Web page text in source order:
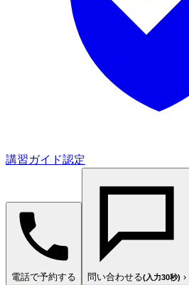
講習ガイド認定
電話で予約する 問い合わせる(入力30秒) ›